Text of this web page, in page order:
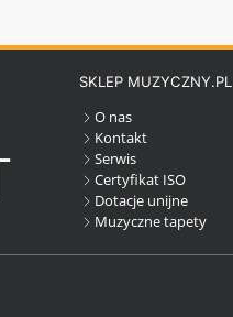
SKLEP MUZYCZNY.PL
O nas
Kontakt
Serwis
Certyfikat ISO
Dotacje unijne
Muzyczne tapety